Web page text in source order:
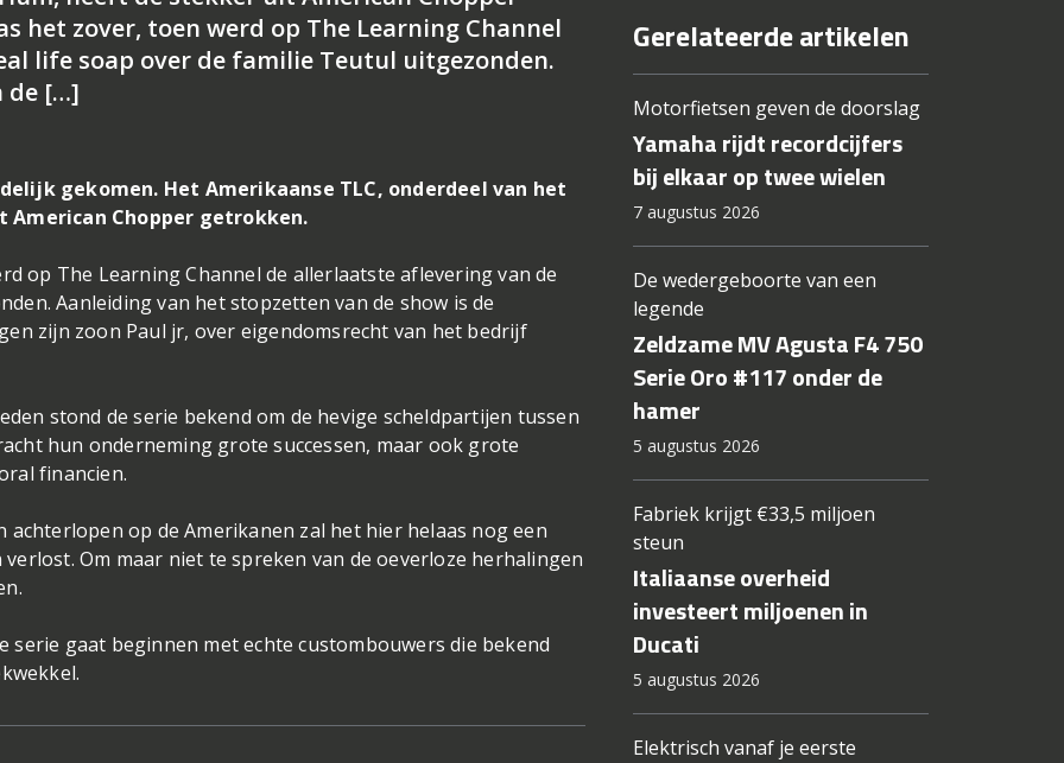
het zover, toen werd op The Learning Channel
life soap over de familie Teutul uitgezonden.
de […]
gekomen. Het Amerikaanse TLC, onderdeel van het
Chopper getrokken.
op The Learning Channel de allerlaatste aflevering van de
Aanleiding van het stopzetten van de show is de
zijn zoon Paul jr, over eigendomsrecht van het bedrijf
stond de serie bekend om de hevige scheldpartijen tussen
hun onderneming grote successen, maar ook grote
financien.
achterlopen op de Amerikanen zal het hier helaas nog een
Om maar niet te spreken van de oeverloze herhalingen
serie gaat beginnen met echte custombouwers die bekend
Gerelateerde artikelen
Motorfietsen geven de doorslag
Yamaha rijdt recordcijfers
bij elkaar op twee wielen
7 augustus 2026
De wedergeboorte van een
legende
Zeldzame MV Agusta F4 750
Serie Oro #117 onder de
hamer
5 augustus 2026
Fabriek krijgt €33,5 miljoen
steun
Italiaanse overheid
investeert miljoenen in
Ducati
5 augustus 2026
Elektrisch vanaf je eerste